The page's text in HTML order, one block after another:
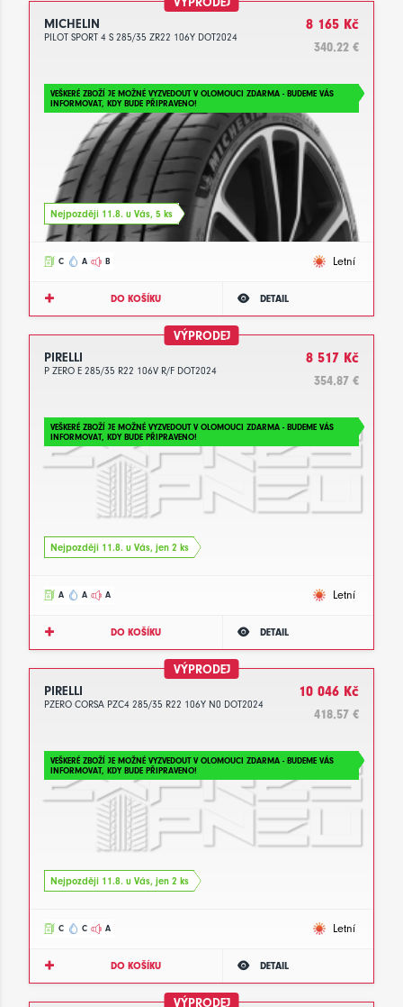
MICHELIN
PILOT SPORT 4 S 285/35 ZR22 106Y DOT2024
8 165 Kč
340.22 €
VEŠKERÉ ZBOŽÍ JE MOŽNÉ VYZVEDOUT V OLOMOUCI ZDARMA - BUDEME VÁS
INFORMOVAT, KDY BUDE PŘIPRAVENO!
Nejpozději 11.8. u Vás, 5 ks
C A B Letní
DO KOŠÍKU DETAIL
VÝPRODEJ
PIRELLI
P ZERO E 285/35 R22 106V R/F DOT2024
8 517 Kč
354.87 €
VEŠKERÉ ZBOŽÍ JE MOŽNÉ VYZVEDOUT V OLOMOUCI ZDARMA - BUDEME VÁS
INFORMOVAT, KDY BUDE PŘIPRAVENO!
Nejpozději 11.8. u Vás, jen 2 ks
A A A Letní
DO KOŠÍKU DETAIL
VÝPRODEJ
PIRELLI
PZERO CORSA PZC4 285/35 R22 106Y N0 DOT2024
10 046 Kč
418.57 €
VEŠKERÉ ZBOŽÍ JE MOŽNÉ VYZVEDOUT V OLOMOUCI ZDARMA - BUDEME VÁS
INFORMOVAT, KDY BUDE PŘIPRAVENO!
Nejpozději 11.8. u Vás, jen 2 ks
C C A Letní
DO KOŠÍKU DETAIL
VÝPRODEJ